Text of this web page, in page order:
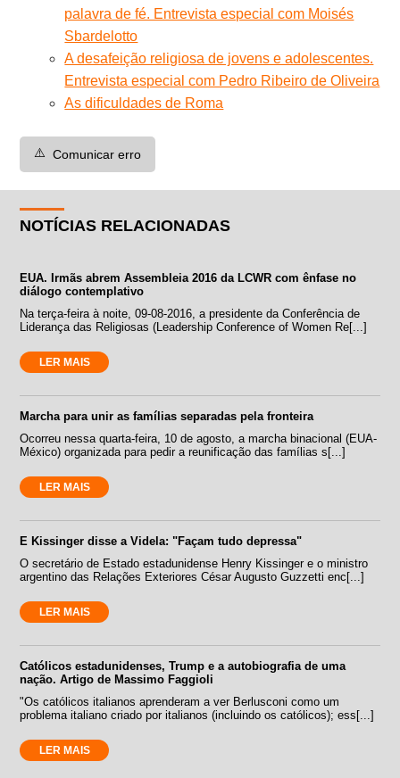
palavra de fé. Entrevista especial com Moisés
Sbardelotto
A desafeição religiosa de jovens e adolescentes.
Entrevista especial com Pedro Ribeiro de Oliveira
As dificuldades de Roma
⚠️ Comunicar erro
NOTÍCIAS RELACIONADAS
EUA. Irmãs abrem Assembleia 2016 da LCWR com ênfase no
diálogo contemplativo
Na terça-feira à noite, 09-08-2016, a presidente da Conferência de
Liderança das Religiosas (Leadership Conference of Women Re[...]
LER MAIS
Marcha para unir as famílias separadas pela fronteira
Ocorreu nessa quarta-feira, 10 de agosto, a marcha binacional (EUA-
México) organizada para pedir a reunificação das famílias s[...]
LER MAIS
E Kissinger disse a Videla: "Façam tudo depressa"
O secretário de Estado estadunidense Henry Kissinger e o ministro
argentino das Relações Exteriores César Augusto Guzzetti enc[...]
LER MAIS
Católicos estadunidenses, Trump e a autobiografia de uma
nação. Artigo de Massimo Faggioli
"Os católicos italianos aprenderam a ver Berlusconi como um
problema italiano criado por italianos (incluindo os católicos); ess[...]
LER MAIS